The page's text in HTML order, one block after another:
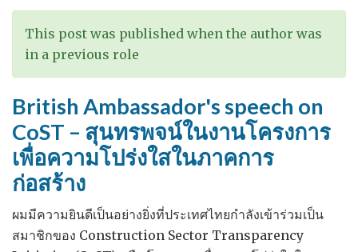
รายการ
สิทธิ
มนุษย
ปี
2557
This post was published when the author was
in a previous role
British Ambassador's speech on
CoST – สุนทรพจน์ในงานโครงการ
เพื่อความโปร่งใสในภาคการ
ก่อสร้าง
ผมมีความยินดีเป็นอย่างยิ่งที่ประเทศไทยกำลังเข้าร่วมเป็น
สมาชิกของ Construction Sector Transparency